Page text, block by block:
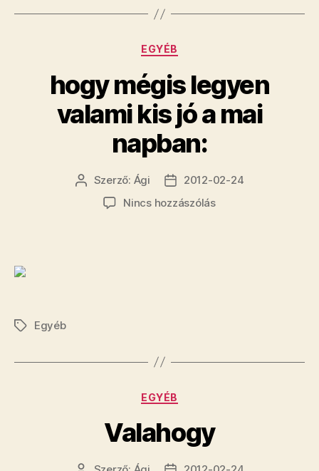
Kategóriák
EGYÉB
hogy mégis legyen
valami kis jó a mai
napban:
Bejegyzés
szerzője
Szerző: Ági
Bejegyzés
dátuma
2012-02-24
Nincs hozzászólása(z)
CímkékEgyéb
Kategóriák
EGYÉB
Valahogy